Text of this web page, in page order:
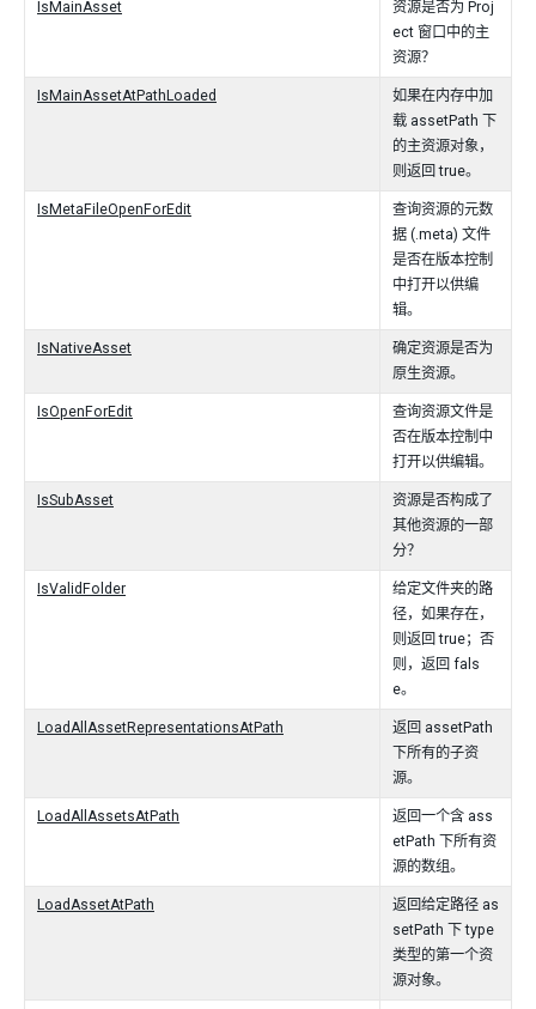
IsMainAsset
资源是否为 Proj
ect 窗口中的主
资源？
IsMainAssetAtPathLoaded
如果在内存中加
载 assetPath 下
的主资源对象，
则返回 true。
IsMetaFileOpenForEdit
查询资源的元数
据 (.meta) 文件
是否在版本控制
中打开以供编
辑。
IsNativeAsset
确定资源是否为
原生资源。
IsOpenForEdit
查询资源文件是
否在版本控制中
打开以供编辑。
IsSubAsset
资源是否构成了
其他资源的一部
分？
IsValidFolder
给定文件夹的路
径，如果存在，
则返回 true；否
则，返回 fals
e。
LoadAllAssetRepresentationsAtPath
返回 assetPath
下所有的子资
源。
LoadAllAssetsAtPath
返回一个含 ass
etPath 下所有资
源的数组。
LoadAssetAtPath
返回给定路径 as
setPath 下 type
类型的第一个资
源对象。